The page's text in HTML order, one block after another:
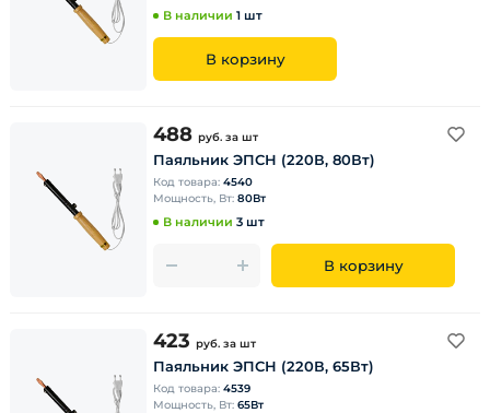
В наличии 1 шт
В корзину
488 руб. за шт
Паяльник ЭПСН (220В, 80Вт)
Код товара: 4540
Мощность, Вт: 80Вт
В наличии 3 шт
В корзину
423 руб. за шт
Паяльник ЭПСН (220В, 65Вт)
Код товара: 4539
Мощность, Вт: 65Вт